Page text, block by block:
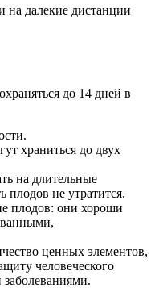
на далекие дистанции
до 14 дней в
храниться до двух
на длительные
плодов не утратится.
плодов: они хороши
ценных элементов,
человеческого